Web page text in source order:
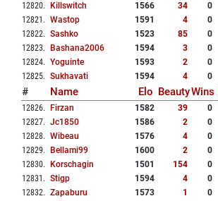
12820. Killswitch 1566 34
0
12821 . Wastop 1591 4
0
12822. Sashko 1523 85
0
12823. Bashana2006 1594 3
0
12824. Yoguinte 1593 2
0
12825. Sukhavati 1594 4 0
# Name Elo BeautyWins
12826. Firzan 1582 39
0
12827. Jc1850 1586 2
0
12828. Wibeau 1576 4
0
12829. Bellami99 1600 2
0
12830. Korschagin 1501 154
0
12831 . Stigp 1594 4
0
12832. Zapaburu 1573 1
0